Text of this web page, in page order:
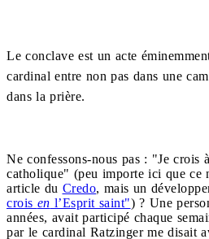
Le conclave est un acte
cardinal entre non pas dans une
dans la prière.
Ne confessons-nous pas : "Je crois
catholique" (peu importe ici que ce
article du Credo, mais un
crois en l’Esprit saint") ? Une
années, avait participé chaque
par le cardinal Ratzinger me disait